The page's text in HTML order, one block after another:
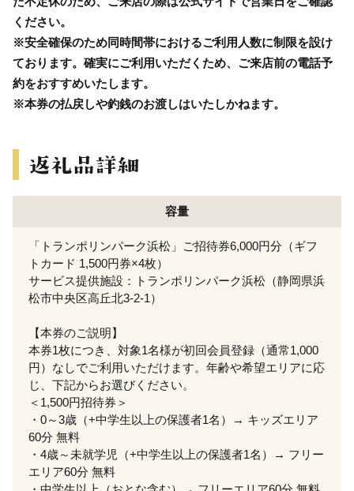
ください。
※安全確保のため同時間帯におけるご利用人数に制限を設け
ております。確実にご利用いただくため、ご来店前の電話予
約をおすすめいたします。
※本券の払戻しや釣銭のお渡しはいたしかねます。
容量
「トランポリンパーク浜松」ご招待券6,000円分（ギフ
トカード 1,500円券×4枚）
サービス提供施設：トランポリンパーク浜松（静岡県浜
松市中央区高丘北3-2-1）
【本券のご説明】
本券1枚につき、対象1名様が初回会員登録（通常1,000
円）なしでご利用いただけます。年齢や希望エリアに応
じ、下記からお選びください。
＜1,500円招待券＞
・0～3歳（+中学生以上の保護者1名）→ キッズエリア
60分 無料
・4歳～未就学児（+中学生以上の保護者1名）→ フリー
エリア60分 無料